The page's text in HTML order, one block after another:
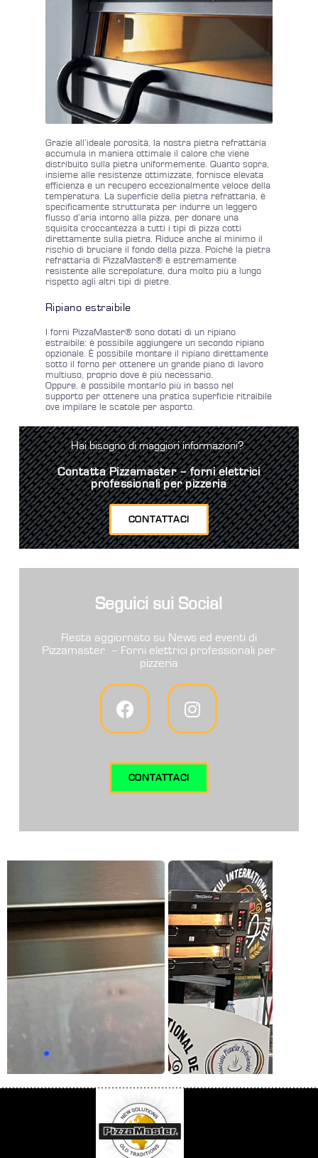
Grazie all’ideale porosità, la nostra pietra refrattaria
accumula in maniera ottimale il calore che viene
distribuito sulla pietra uniformemente. Quanto sopra,
insieme alle resistenze ottimizzate, fornisce elevata
efficienza e un recupero eccezionalmente veloce della
temperatura. La superficie della pietra refrattaria, è
specificamente strutturata per indurre un leggero
flusso d’aria intorno alla pizza, per donare una
squisita croccantezza a tutti i tipi di pizza cotti
direttamente sulla pietra. Riduce anche al minimo il
rischio di bruciare il fondo della pizza. Poiché la pietra
refrattaria di PizzaMaster® è estremamente
resistente alle screpolature, dura molto più a lungo
rispetto agli altri tipi di pietre.
Ripiano estraibile
I forni PizzaMaster® sono dotati di un ripiano
estraibile: è possibile aggiungere un secondo ripiano
opzionale. È possibile montare il ripiano direttamente
sotto il forno per ottenere un grande piano di lavoro
multiuso, proprio dove è più necessario.
Oppure, è possibile montarlo più in basso nel
supporto per ottenere una pratica superficie ritraibile
ove impilare le scatole per asporto.
Hai bisogno di maggiori informazioni?
Contatta Pizzamaster – forni elettrici
professionali per pizzeria
CONTATTACI
Seguici sui Social
Resta aggiornato su News ed eventi di
Pizzamaster – Forni elettrici professionali per
pizzeria
CONTATTACI